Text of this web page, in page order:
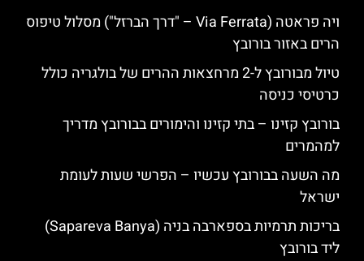
ויה פראטה (Via Ferrata – "דרך הברזל") מסלול טיפוס
הרים באזור בורובץ
טיול מבורובץ ל-2 מרחצאות ההרים של בולגריה כולל
כרטיסי כניסה
בורובץ קזינו – בתי קזינו והימורים בבורובץ מדריך
למהמרים
מה השעה בבורובץ עכשיו – הפרשי שעות לעומת
ישראל
בריכות תרמיות בספארבה בניה (Sapareva Banya)
ליד בורובץ